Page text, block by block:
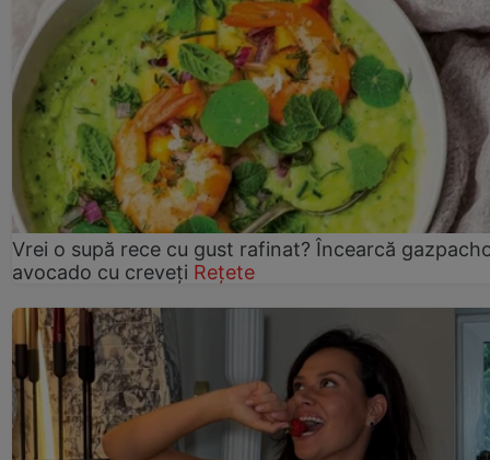
Vrei o supă rece cu gust rafinat? Încearcă
avocado cu creveți Rețete